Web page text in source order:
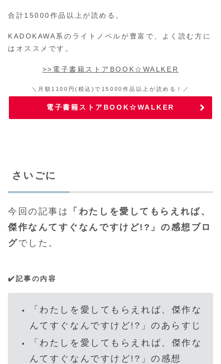
合計15000作品以上が読める。
KADOKAWA系のライトノベルが豊富で、よく読む方に
はオススメです。
>>電子書籍ストアBOOK☆WALKER
＼月額1100円(税込)で15000作品以上が読める！／
電子書籍ストアBOOK☆WALKER
さいごに
今回の記事は 「 わたしを愛してもらえれば、
傑作なんてすぐなんですけど!? 」の感想ブロ
グでした。
✔️記事の内容
「わたしを愛してもらえれば、傑作な
んてすぐなんですけど!? 」のあらすじ
「わたしを愛してもらえれば、傑作な
んてすぐなんですけど!? 」の感想